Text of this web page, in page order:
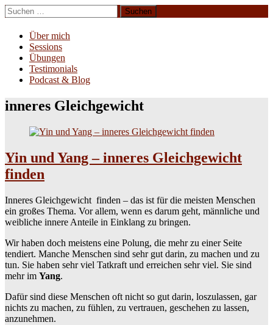
Zum
Inhalt
springen
Suchen
nach:
Über mich
Sessions
Übungen
Testimonials
Podcast & Blog
inneres Gleichgewicht
Yin und Yang – inneres Gleichgewicht
finden
Inneres Gleichgewicht finden – das ist für die meisten Menschen
ein großes Thema. Vor allem, wenn es darum geht, männliche und
weibliche innere Anteile in Einklang zu bringen.
Wir haben doch meistens eine Polung, die mehr zu einer Seite
tendiert. Manche Menschen sind sehr gut darin, zu machen und zu
tun. Sie haben sehr viel Tatkraft und erreichen sehr viel. Sie sind
mehr im Yang.
Dafür sind diese Menschen oft nicht so gut darin, loszulassen, gar
nichts zu machen, zu fühlen, zu vertrauen, geschehen zu lassen,
anzunehmen.